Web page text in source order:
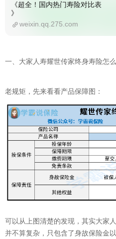
《超全！国内热门寿险对比表
》
weixin.qq.275.com
一、大家人寿耀世传家终身寿险怎
老规矩，先来看看产品保障图：
可以从上图清楚的发现，其实大家
并不算复杂，只包含了身故保险金